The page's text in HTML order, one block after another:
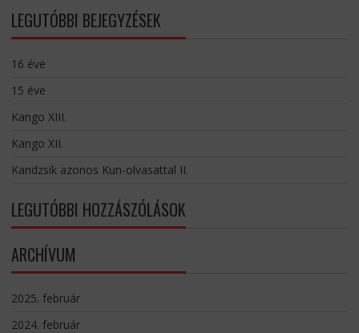
LEGUTÓBBI BEJEGYZÉSEK
16 éve
15 éve
Kango XIII.
Kango XII.
Kandzsik azonos Kun-olvasattal II.
LEGUTÓBBI HOZZÁSZÓLÁSOK
ARCHÍVUM
2025. február
2024. február